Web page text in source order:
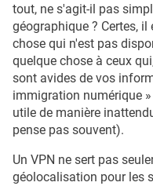
tout, ne s'agit-il pas
géographique ? Certes,
chose qui n'est pas
quelque chose à ceux
sont avides de vos
immigration numérique
utile de manière
pense pas souvent).
Un VPN ne sert pas
géolocalisation pour les